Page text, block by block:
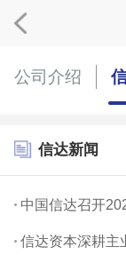
公司介绍
信达新闻